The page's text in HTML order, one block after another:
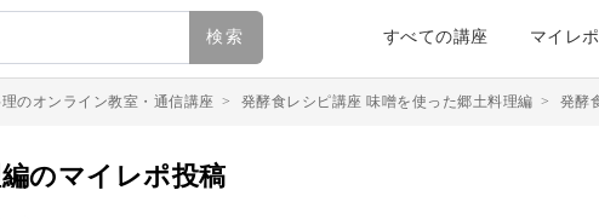
検索 すべての講座 マイレポ
のオンライン教室・通信講座 > 発酵食レシピ講座 味噌を使った郷土料理編 > 発酵
のマイレポ投稿